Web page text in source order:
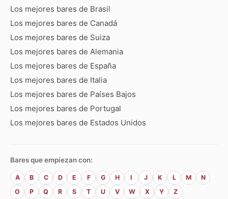
Los mejores bares de Brasil
Los mejores bares de Canadá
Los mejores bares de Suiza
Los mejores bares de Alemania
Los mejores bares de España
Los mejores bares de Italia
Los mejores bares de Países Bajos
Los mejores bares de Portugal
Los mejores bares de Estados Unidos
Bares que empiezan con:
A B C D E F G H I J K L M
N
O
P Q R S T U V W X Y Z